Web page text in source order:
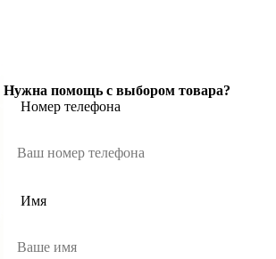
Нужна помощь с выбором товара?
Номер телефона
Имя